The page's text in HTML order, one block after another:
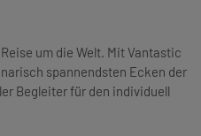
um die Welt. Mit Vantastic
spannendsten Ecken der
Begleiter für den individuell